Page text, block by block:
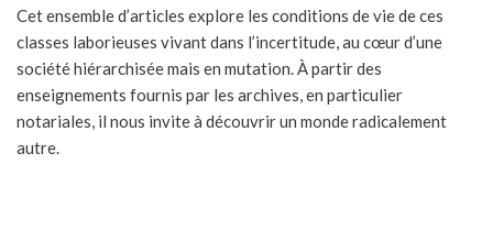
Cet ensemble d’articles explore les conditions de vie de ces
classes laborieuses vivant dans l’incertitude, au cœur d’une
société hiérarchisée mais en mutation. À partir des
enseignements fournis par les archives, en particulier
notariales, il nous invite à découvrir un monde radicalement
autre.